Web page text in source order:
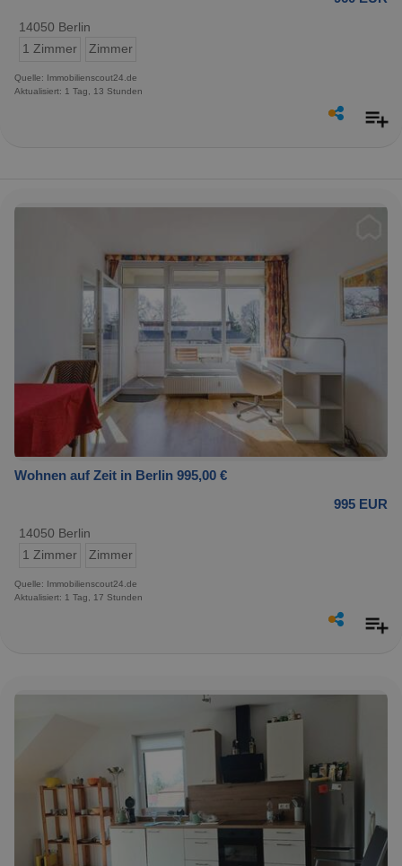
14050 Berlin
1 Zimmer
Zimmer
Quelle: Immobilienscout24.de
Aktualisiert: 1 Tag, 13 Stunden
Wohnen auf Zeit in Berlin 995,00 €
995 EUR
14050 Berlin
1 Zimmer
Zimmer
Quelle: Immobilienscout24.de
Aktualisiert: 1 Tag, 17 Stunden